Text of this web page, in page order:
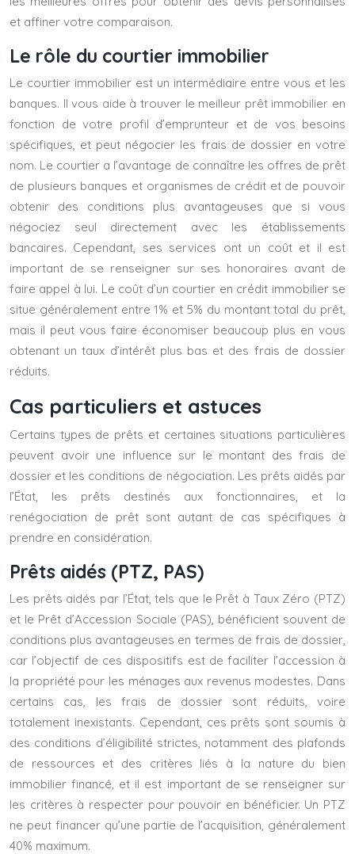
et affiner votre comparaison.
Le rôle du courtier immobilier
Le courtier immobilier est un intermédiaire entre vous et les
banques. Il vous aide à trouver le meilleur prêt immobilier en
fonction de votre profil d’emprunteur et de vos besoins
spécifiques, et peut négocier les frais de dossier en votre
nom. Le courtier a l’avantage de connaître les offres de prêt
de plusieurs banques et organismes de crédit et de pouvoir
obtenir des conditions plus avantageuses que si vous
négociez seul directement avec les établissements
bancaires. Cependant, ses services ont un coût et il est
important de se renseigner sur ses honoraires avant de
faire appel à lui. Le coût d’un courtier en crédit immobilier se
situe généralement entre 1% et 5% du montant total du prêt,
mais il peut vous faire économiser beaucoup plus en vous
obtenant un taux d’intérêt plus bas et des frais de dossier
réduits.
Cas particuliers et astuces
Certains types de prêts et certaines situations particulières
peuvent avoir une influence sur le montant des frais de
dossier et les conditions de négociation. Les prêts aidés par
l’État, les prêts destinés aux fonctionnaires, et la
renégociation de prêt sont autant de cas spécifiques à
prendre en considération.
Prêts aidés (PTZ, PAS)
Les prêts aidés par l’État, tels que le Prêt à Taux Zéro (PTZ)
et le Prêt d’Accession Sociale (PAS), bénéficient souvent de
conditions plus avantageuses en termes de frais de dossier,
car l’objectif de ces dispositifs est de faciliter l’accession à
la propriété pour les ménages aux revenus modestes. Dans
certains cas, les frais de dossier sont réduits, voire
totalement inexistants. Cependant, ces prêts sont soumis à
des conditions d’éligibilité strictes, notamment des plafonds
de ressources et des critères liés à la nature du bien
immobilier financé, et il est important de se renseigner sur
les critères à respecter pour pouvoir en bénéficier. Un PTZ
ne peut financer qu’une partie de l’acquisition, généralement
40% maximum.